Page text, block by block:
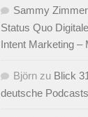
Sammy
Status Quo
Intent Marketing –
Björn zu Blick
deutsche Podcasts